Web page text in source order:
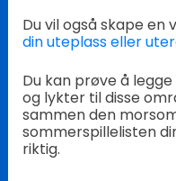
Du vil også skape
din uteplass eller
Du kan prøve å
og lykter til disse
sammen den
sommerspillelisten
riktig.